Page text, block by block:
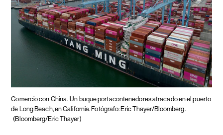
Comercio con China. Un buque portacontenedores atracado en el puerto
de Long Beach, en California. Fotógrafo: Eric Thayer/Bloomberg.
(Bloomberg/Eric Thayer)